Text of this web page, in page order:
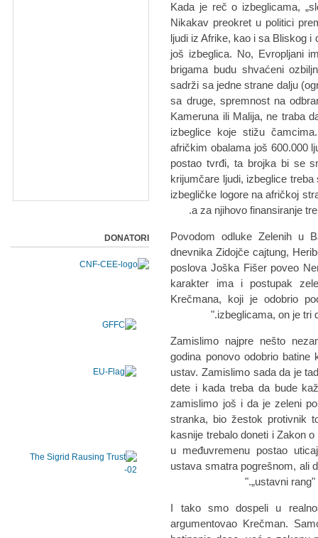
Kada je reč o izbeglicama,
Nikakav preokret u politici
ljudi iz Afrike, kao i sa Bliskog i
još izbeglica. No, Evropljani
brigama budu shvaćeni
sadrži sa jedne strane dalju
sa druge, spremnost na
Kameruna ili Malija, ne traba
izbeglice koje stižu
afričkim obalama još 600.000
postao tvrđi, ta brojka bi se
krijumčare ljudi, izbeglice
izbegličke logore na afričkoj
a za njihovo finansiranje
Povodom odluke Zelenih u
dnevnika Zidojče cajtung,
poslova Joška Fišer poveo
karakter ima i postupak
Krečmana, koji je odobrio
izbeglicama, on je tri
„Zamislimo najpre nešto
godina ponovo odobrio
ustav. Zamislimo sada da je
dete i kada treba da bude
zamislimo još i da je zeleni
stranka, bio žestok protivnik
kasnije trebalo doneti i Zakon
u međuvremenu postao
ustava smatra pogrešnom, ali
„ustavni
„I tako smo dospeli u
argumentovao Krečman.
DONATORI